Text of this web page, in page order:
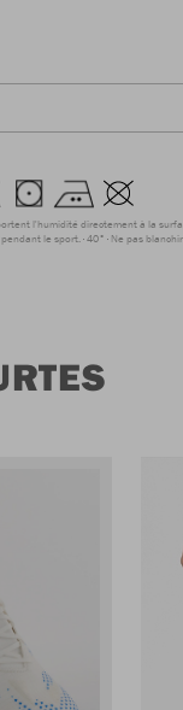
l'humidité directement à la
le sport. 40° Ne pas blanchir